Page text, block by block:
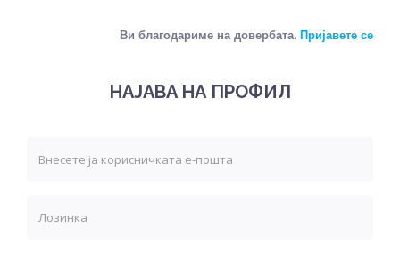
Ви благодариме на довербата. Пријавете се
НАЈАВА НА ПРОФИЛ